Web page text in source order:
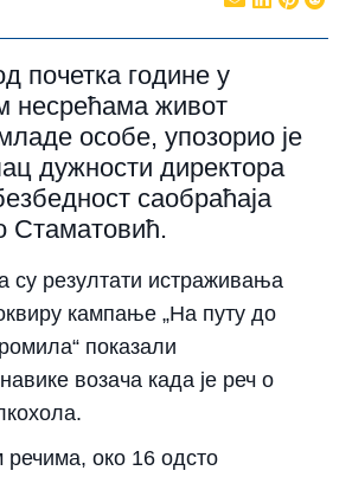
почетка године у
несрећама живот
особе, упозорио је
дужности директора
саобраћаја
Стаматовић.
су резултати истраживања
кампање „На путу до
показали
возача када је реч о
око 16 одсто